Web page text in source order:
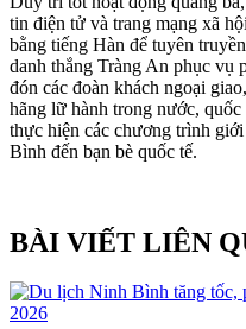
tin điện tử và trang mạng xã
bằng tiếng Hàn để tuyên
danh thắng Tràng An phục vụ
đón các đoàn khách ngoại
hãng lữ hành trong nước,
thực hiện các chương trình
Bình đến bạn bè quốc tế.
BÀI VIẾT LIÊN